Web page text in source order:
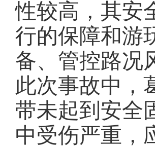
性较高，其安
行的保障和游
备、管控路况
此次事故中，
带未起到安全
中受伤严重，